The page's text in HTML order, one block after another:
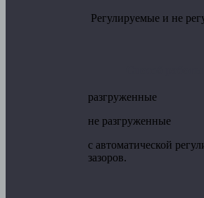
Регулируемые и не
разгруженные
не разгруженные
с автоматической
зазоров.